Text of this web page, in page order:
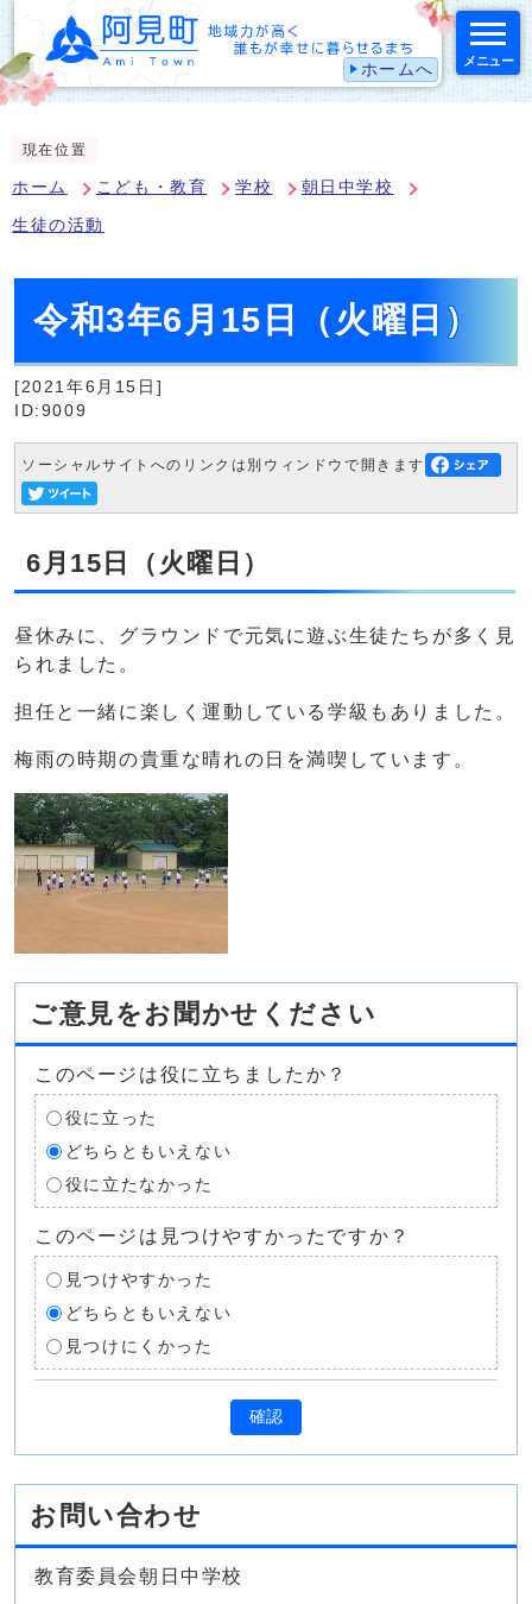
ホームへ メニュー
現在位置
ホーム こども・教育 学校 朝日中学校
生徒の活動
令和3年6月15日（火曜日）
[2021年6月15日]
ID:9009
ソーシャルサイトへのリンクは別ウィンドウで開きます
6月15日（火曜日）
昼休みに、グラウンドで元気に遊ぶ生徒たちが多く見
られました。
担任と一緒に楽しく運動している学級もありました。
梅雨の時期の貴重な晴れの日を満喫しています。
ご意見をお聞かせください
このページは役に立ちましたか？
役に立った
どちらともいえない
役に立たなかった
このページは見つけやすかったですか？
見つけやすかった
どちらともいえない
見つけにくかった
確認
お問い合わせ
教育委員会朝日中学校